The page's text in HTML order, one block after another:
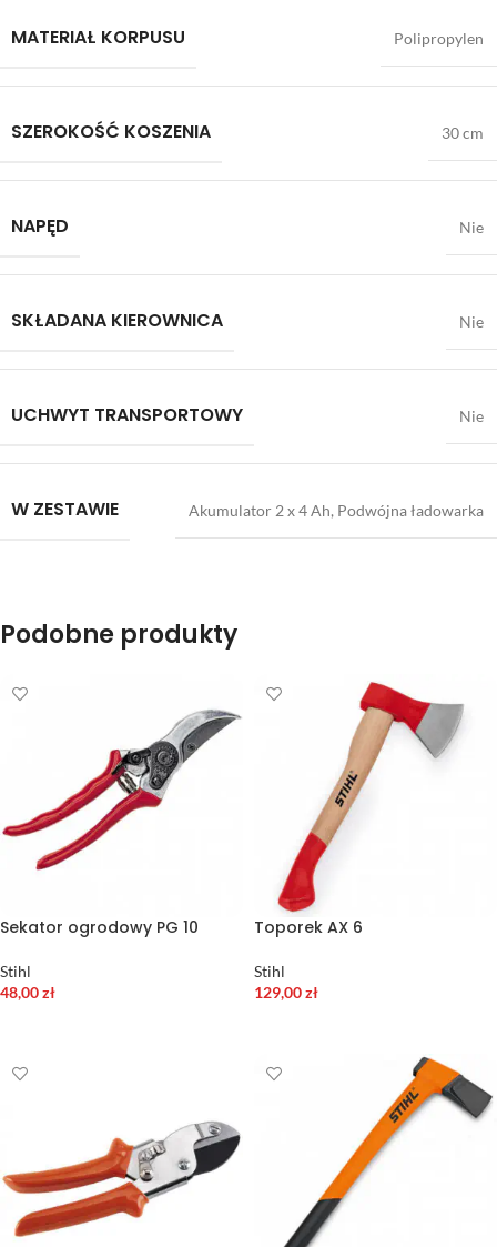
MATERIAŁ KORPUSU Polipropylen
SZEROKOŚĆ KOSZENIA 30 cm
NAPĘD Nie
SKŁADANA KIEROWNICA Nie
UCHWYT TRANSPORTOWY Nie
W ZESTAWIE Akumulator 2 x 4 Ah, Podwójna ładowarka
Podobne produkty
Sekator ogrodowy PG 10
Stihl
48,00zł
Toporek AX 6
Stihl
129,00zł